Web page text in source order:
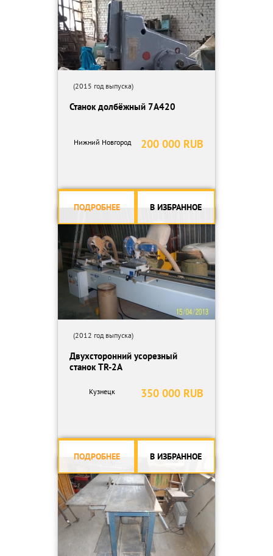
(2015 год выпуска)
Станок долбёжный 7А420
200 000 RUB
Нижний Новгород
ПОДРОБНЕЕ В ИЗБРАННОЕ
(2012 год выпуска)
Двухсторонний усорезный
станок TR-2A
350 000 RUB
Кузнецк
ПОДРОБНЕЕ В ИЗБРАННОЕ